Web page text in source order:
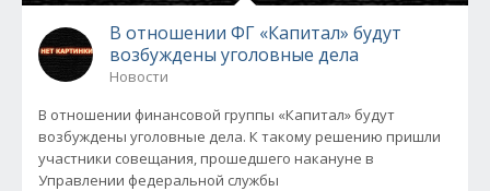
В отношении ФГ «Капитал» будут
возбуждены уголовные дела
Новости
В отношении финансовой группы «Капитал» будут
возбуждены уголовные дела. К такому решению пришли
участники совещания, прошедшего накануне в
Управлении федеральной службы